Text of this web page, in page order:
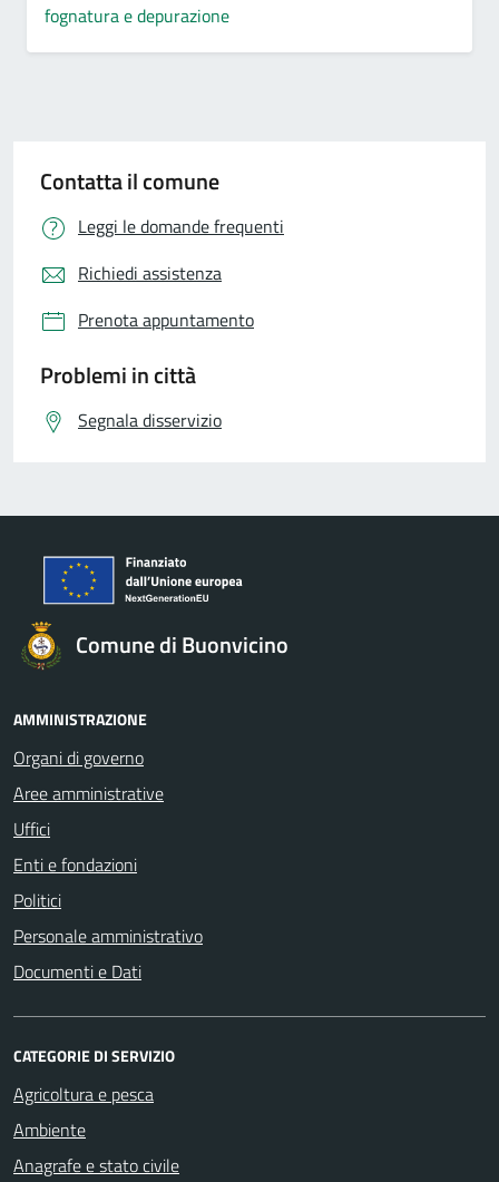
fognatura e depurazione
Contatta il comune
Leggi le domande frequenti
Richiedi assistenza
Prenota appuntamento
Problemi in città
Segnala disservizio
Comune di Buonvicino
AMMINISTRAZIONE
Organi di governo
Aree amministrative
Uffici
Enti e fondazioni
Politici
Personale amministrativo
Documenti e Dati
CATEGORIE DI SERVIZIO
Agricoltura e pesca
Ambiente
Anagrafe e stato civile